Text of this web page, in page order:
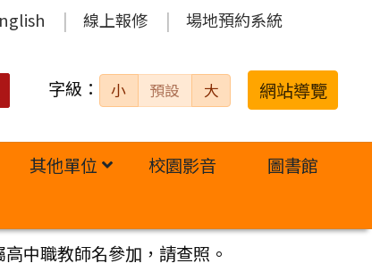
線上報修 場地預約系統
搜
字級： 小 預設 大 網站導覽
其他單位 校園影音
圖書館
中職教師名參加，請查照。